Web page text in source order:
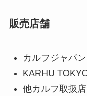
販売店舗
カルフジャパ
KARHU
他カルフ取扱店